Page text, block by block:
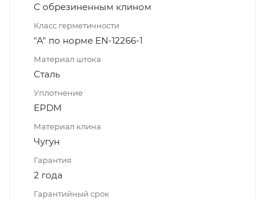
С обрезиненным клином
Класс герметичности
"А" по норме EN-12266-1
Материал штока
Сталь
Уплотнение
EPDM
Материал клина
Чугун
Гарантия
2 года
Гарантийный срок